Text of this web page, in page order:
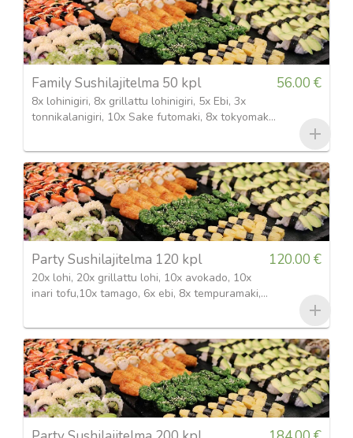
Family Sushilajitelma 50 kpl
8x lohinigiri, 8x grillattu lohinigiri, 5x Ebi, 3x
tonnikalanigiri, 10x Sake futomaki, 8x tokyomaki,
56.00 €
Party Sushilajitelma 120 kpl
20x lohi, 20x grillattu lohi, 10x avokado, 10x
inari tofu,10x tamago, 6x ebi, 8x tempuramaki,
futomaki
120.00 €